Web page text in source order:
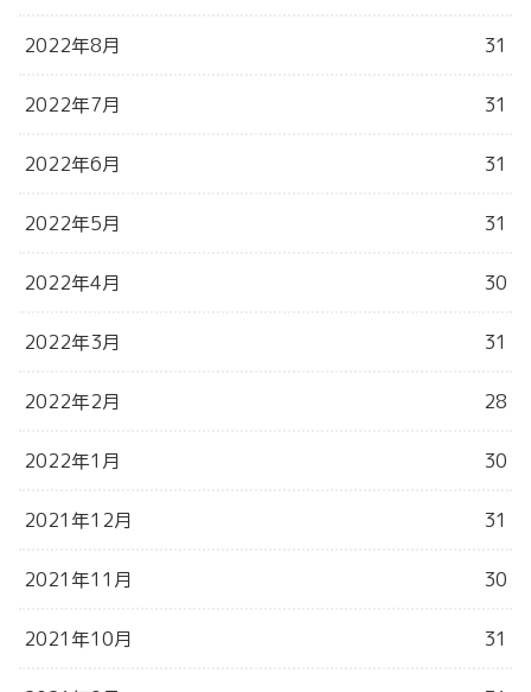
2022年8月 31
2022年7月 31
2022年6月 31
2022年5月 31
2022年4月 30
2022年3月 31
2022年2月 28
2022年1月 30
2021年12月 31
2021年11月 30
2021年10月 31